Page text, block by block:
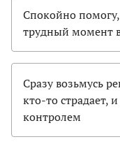
Спокойно
трудный момент
Сразу возьмусь
кто-то страдает,
контролем